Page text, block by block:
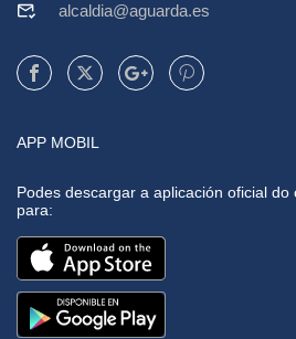
alcaldia@aguarda.es
APP MOBIL
Podes descargar a aplicación oficial do
para: